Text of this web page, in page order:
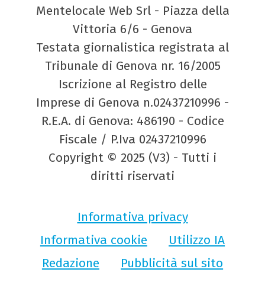
Mentelocale Web Srl - Piazza della
Vittoria 6/6 - Genova
Testata giornalistica registrata al
Tribunale di Genova nr. 16/2005
Iscrizione al Registro delle
Imprese di Genova n.02437210996 -
R.E.A. di Genova: 486190 - Codice
Fiscale / P.Iva 02437210996
Copyright © 2025 (V3) - Tutti i
diritti riservati
Informativa privacy
Informativa cookie
Utilizzo IA
Redazione
Pubblicità sul sito